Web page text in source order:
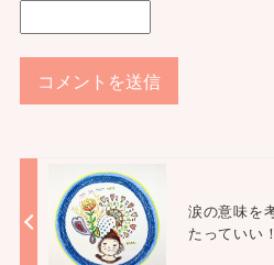
涙の意味を
たっていい！